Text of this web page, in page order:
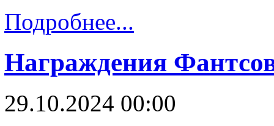
Подробнее...
Награждения
29.10.2024 00:00